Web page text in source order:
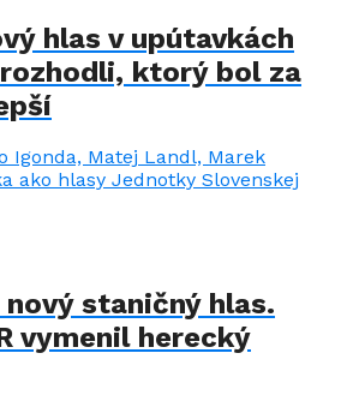
hlas v upútavkách
ktorý bol za
staničný hlas.
vymenil herecký